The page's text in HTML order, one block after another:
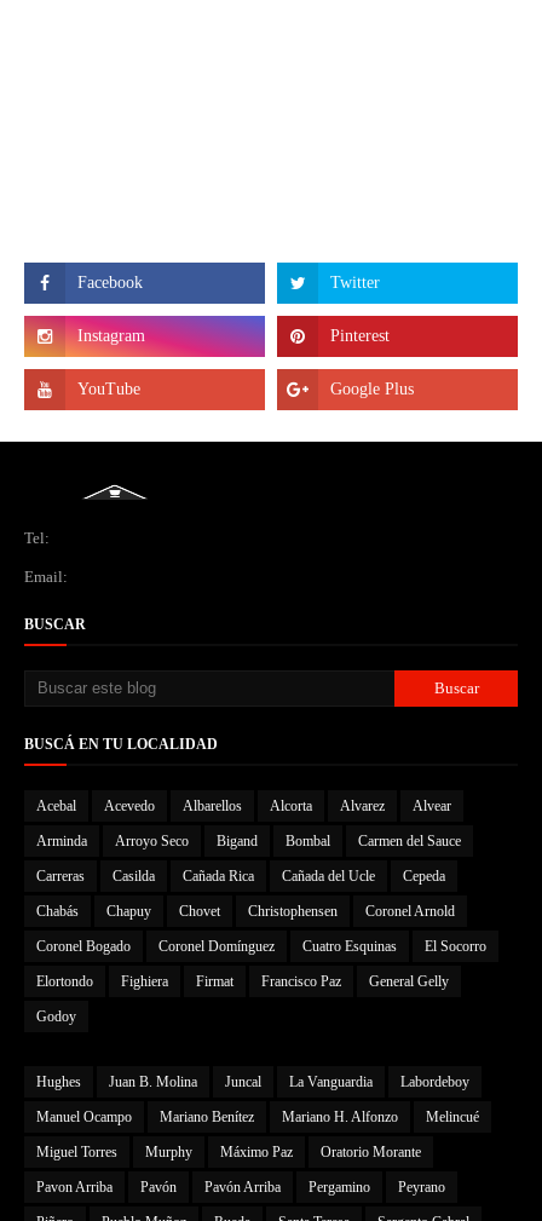
Tel:
Email:
BUSCAR
BUSCÁ EN TU LOCALIDAD
Acebal Acevedo Albarellos Alcorta Alvarez Alvear
Arminda Arroyo Seco Bigand Bombal Carmen del Sauce
Carreras Casilda Cañada Rica Cañada del Ucle Cepeda
Chabás Chapuy Chovet Christophensen Coronel Arnold
Coronel Bogado Coronel Domínguez Cuatro Esquinas El Socorro
Elortondo Fighiera Firmat Francisco Paz General Gelly
Godoy
Hughes Juan B. Molina Juncal La Vanguardia Labordeboy
Manuel Ocampo Mariano Benítez Mariano H. Alfonzo Melincué
Miguel Torres Murphy Máximo Paz Oratorio Morante
Pavon Arriba Pavón Pavón Arriba Pergamino Peyrano